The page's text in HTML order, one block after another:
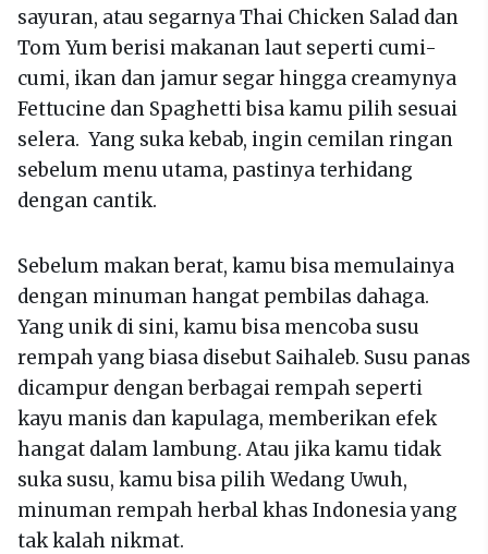
sayuran, atau segarnya Thai Chicken Salad dan
Tom Yum berisi makanan laut seperti cumi-
cumi, ikan dan jamur segar hingga creamynya
Fettucine dan Spaghetti bisa kamu pilih sesuai
selera. Yang suka kebab, ingin cemilan ringan
sebelum menu utama, pastinya terhidang
dengan cantik.
Sebelum makan berat, kamu bisa memulainya
dengan minuman hangat pembilas dahaga.
Yang unik di sini, kamu bisa mencoba susu
rempah yang biasa disebut Saihaleb. Susu panas
dicampur dengan berbagai rempah seperti
kayu manis dan kapulaga, memberikan efek
hangat dalam lambung. Atau jika kamu tidak
suka susu, kamu bisa pilih Wedang Uwuh,
minuman rempah herbal khas Indonesia yang
tak kalah nikmat.